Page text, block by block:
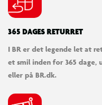
365 DAGES RETURRET
I BR er det legende let at
et smil inden for 365 dage,
eller på BR.dk.